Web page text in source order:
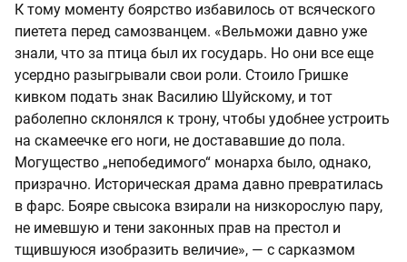
К тому моменту боярство избавилось от всяческого
пиетета перед самозванцем. «Вельможи давно уже
знали, что за птица был их государь. Но они все еще
усердно разыгрывали свои роли. Стоило Гришке
кивком подать знак Василию Шуйскому, и тот
раболепно склонялся к трону, чтобы удобнее устроить
на скамеечке его ноги, не достававшие до пола.
Могущество „непобедимого“ монарха было, однако,
призрачно. Историческая драма давно превратилась
в фарс. Бояре свысока взирали на низкорослую пару,
не имевшую и тени законных прав на престол и
тщившуюся изобразить величие», — с сарказмом